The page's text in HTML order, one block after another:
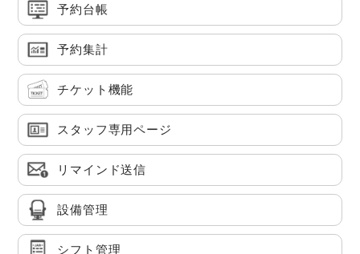
予約台帳
予約集計
チケット機能
スタッフ専用ページ
リマインド送信
設備管理
シフト管理